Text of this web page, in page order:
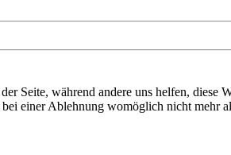
Seite, während andere uns helfen, diese
einer Ablehnung womöglich nicht mehr